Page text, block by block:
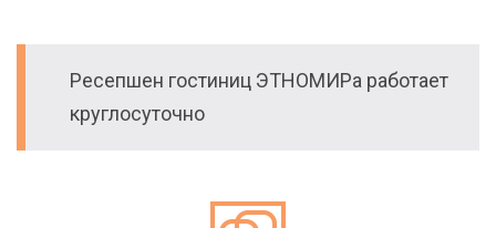
Ресепшен гостиниц ЭТНОМИРа работает
круглосуточно